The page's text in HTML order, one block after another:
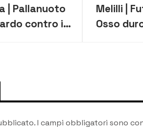
| Pallanuoto
contro il
Melilli |
Osso
I campi obbligatori sono